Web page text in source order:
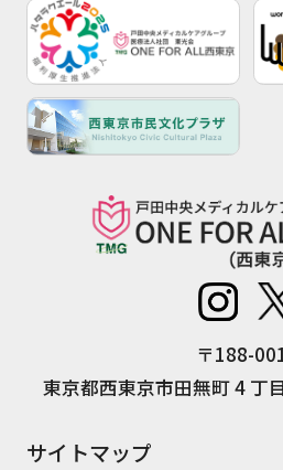
〒188-
東京都西東京市田無町 4 丁
サイトマップ